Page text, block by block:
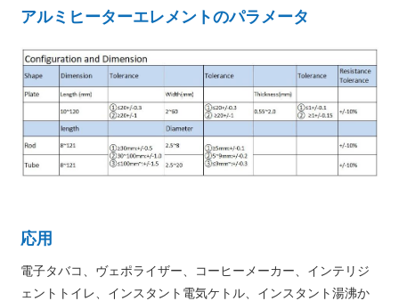
アルミヒーターエレメントのパラメータ
応用
電子タバコ、ヴェポライザー、コーヒーメーカー、インテリジ
ェントトイレ、インスタント電気ケトル、インスタント湯沸か